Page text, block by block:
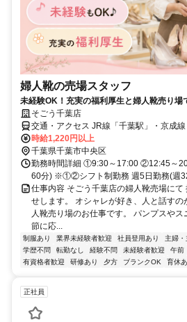
婦人靴の売場スタッフ
未経験OK！充実の福利厚生と婦人靴売り場
そごう千葉店
交通・アクセス JR線「千葉駅」・京成
時給1,220円以上
千葉県千葉市中央区
勤務時間詳細 ①9:30～17:00 ②12:45～
60分) ※①②シフト制勤務 週5日勤務(週
仕事内容 そごう千葉店の婦人靴売場に
せします。 オシャレが好き、人と話す
人靴売り場のお仕事です。 パンプスや
節に応...
制服あり 業界未経験者歓迎 社員登用あり 主婦
学歴不問
転勤なし 経験不問 未経験者歓迎 午前
有資格者歓迎
研修あり 夕方 ブランクOK 育休
正社員